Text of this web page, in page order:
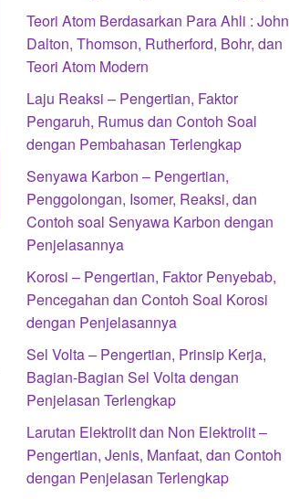
Teori Atom Berdasarkan Para Ahli : John
Dalton, Thomson, Rutherford, Bohr, dan
Teori Atom Modern
Laju Reaksi – Pengertian, Faktor
Pengaruh, Rumus dan Contoh Soal
dengan Pembahasan Terlengkap
Senyawa Karbon – Pengertian,
Penggolongan, Isomer, Reaksi, dan
Contoh soal Senyawa Karbon dengan
Penjelasannya
Korosi – Pengertian, Faktor Penyebab,
Pencegahan dan Contoh Soal Korosi
dengan Penjelasannya
Sel Volta – Pengertian, Prinsip Kerja,
Bagian-Bagian Sel Volta dengan
Penjelasan Terlengkap
Larutan Elektrolit dan Non Elektrolit –
Pengertian, Jenis, Manfaat, dan Contoh
dengan Penjelasan Terlengkap